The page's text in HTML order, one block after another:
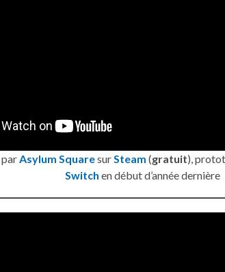
parAsylum SquaresurSteam (gratuit),
Switch en début d’année dernière